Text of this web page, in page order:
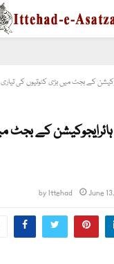
کے بجٹ میں بڑی کٹوتیوں کی تیاری
کے بجٹ
byIttehad June